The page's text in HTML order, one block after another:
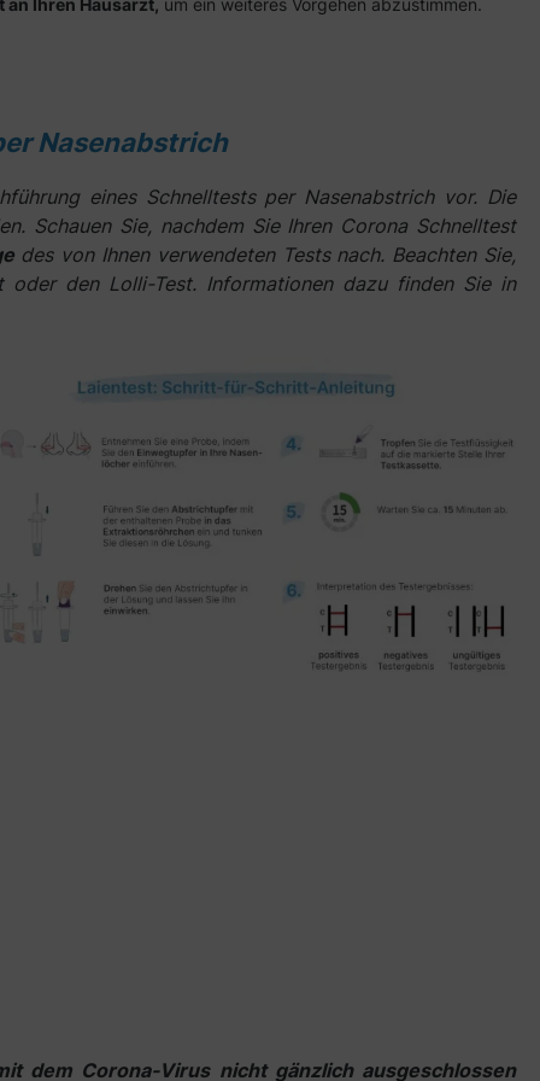
an Ihren Hausarzt, um ein weiteres Vorgehen abzustimmen.
Nasenabstrich
eines Schnelltests per Nasenabstrich vor. Die
Schauen Sie, nachdem Sie Ihren Corona Schnelltest
des von Ihnen verwendeten Tests nach. Beachten Sie,
den Lolli-Test. Informationen dazu finden Sie in
dem Corona-Virus nicht gänzlich ausgeschlossen